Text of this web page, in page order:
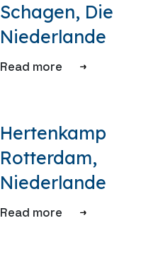
Schagen, Die
Niederlande
Read more
Hertenkamp
Rotterdam,
Niederlande
Read more